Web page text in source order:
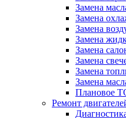
Замена
Замена
Замена
Замена
Замена
Замена
Замена
Замена
Плановое
Ремонт